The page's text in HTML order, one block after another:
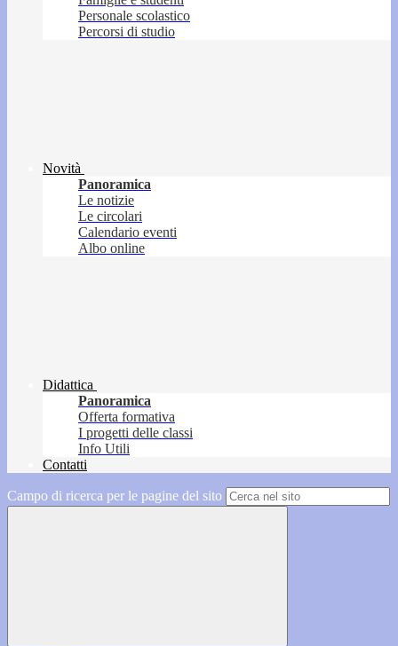
Personale scolastico
Percorsi di studio
Novità
Panoramica
Le notizie
Le circolari
Calendario eventi
Albo online
Didattica
Panoramica
Offerta formativa
I progetti delle classi
Info Utili
Contatti
Campo di ricerca per le pagine del sito